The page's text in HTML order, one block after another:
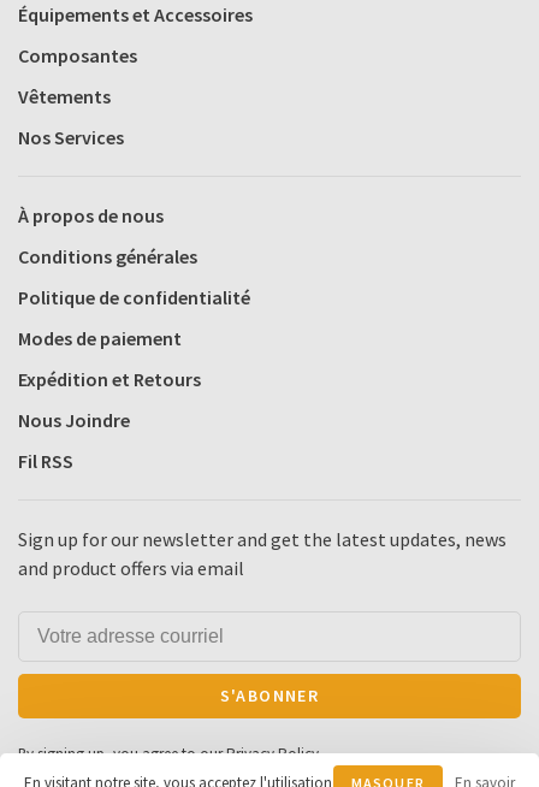
Équipements et Accessoires
Composantes
Vêtements
Nos Services
À propos de nous
Conditions générales
Politique de confidentialité
Modes de paiement
Expédition et Retours
Nous Joindre
Fil RSS
Sign up for our newsletter and get the latest updates, news
and product offers via email
S'ABONNER
By signing up, you agree to our Privacy Policy.
En visitant notre site, vous acceptez l'utilisation
MASQUER En savoir